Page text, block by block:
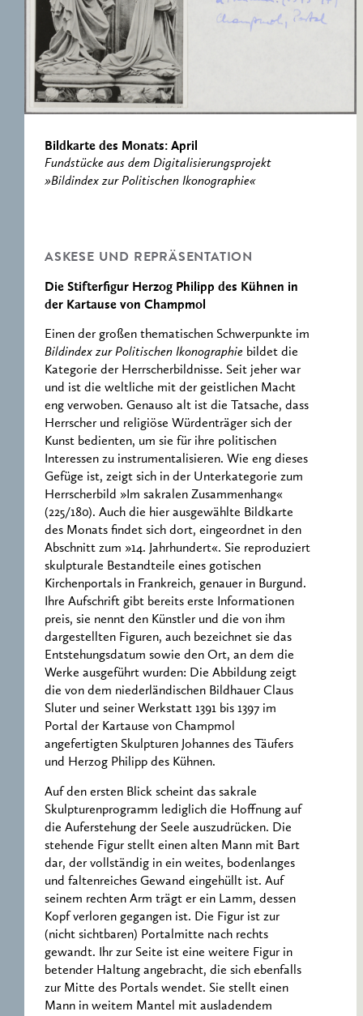
FOR POLITICAL
ICONOGRAPHY
ERNST CASSIRER
CENTRE 1997-2007
RECORDS
Bildkarte des Monats: April
Fundstücke aus dem Digitalisierungsprojekt
»Bildindex zur Politischen Ikonographie«
ASKESE UND REPRÄSENTATION
Die Stifterfigur Herzog Philipp des Kühnen in
der Kartause von Champmol
Einen der großen thematischen Schwerpunkte im
Bildindex zur Politischen Ikonographie bildet die
Kategorie der Herrscherbildnisse. Seit jeher war
und ist die weltliche mit der geistlichen Macht
eng verwoben. Genauso alt ist die Tatsache, dass
Herrscher und religiöse Würdenträger sich der
Kunst bedienten, um sie für ihre politischen
Interessen zu instrumentalisieren. Wie eng dieses
Gefüge ist, zeigt sich in der Unterkategorie zum
Herrscherbild »Im sakralen Zusammenhang«
(225/180). Auch die hier ausgewählte Bildkarte
des Monats findet sich dort, eingeordnet in den
Abschnitt zum »14. Jahrhundert«. Sie reproduziert
skulpturale Bestandteile eines gotischen
Kirchenportals in Frankreich, genauer in Burgund.
Ihre Aufschrift gibt bereits erste Informationen
preis, sie nennt den Künstler und die von ihm
dargestellten Figuren, auch bezeichnet sie das
Entstehungsdatum sowie den Ort, an dem die
Werke ausgeführt wurden: Die Abbildung zeigt
die von dem niederländischen Bildhauer Claus
Sluter und seiner Werkstatt 1391 bis 1397 im
Portal der Kartause von Champmol
angefertigten Skulpturen Johannes des Täufers
und Herzog Philipp des Kühnen.
Auf den ersten Blick scheint das sakrale
Skulpturenprogramm lediglich die Hoffnung auf
die Auferstehung der Seele auszudrücken. Die
stehende Figur stellt einen alten Mann mit Bart
dar, der vollständig in ein weites, bodenlanges
und faltenreiches Gewand eingehüllt ist. Auf
seinem rechten Arm trägt er ein Lamm, dessen
Kopf verloren gegangen ist. Die Figur ist zur
(nicht sichtbaren) Portalmitte nach rechts
gewandt. Ihr zur Seite ist eine weitere Figur in
betender Haltung angebracht, die sich ebenfalls
zur Mitte des Portals wendet. Sie stellt einen
Mann in weitem Mantel mit ausladendem